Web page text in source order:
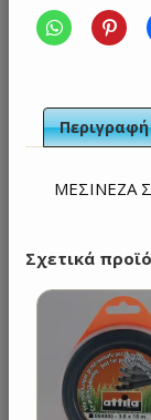
Περιγραφή
ΜΕΣΙΝΕΖΑ
Σχετικά